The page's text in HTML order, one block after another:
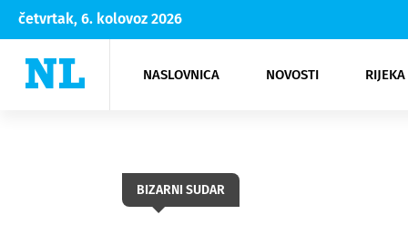
četvrtak, 6. kolovoz 2026
NASLOVNICA NOVOSTI
Rijeka Opatija
NK
Moda
Kultura
BIZARNI SUDAR